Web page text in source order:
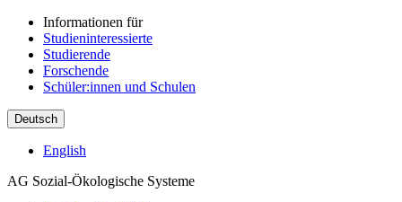
Informationen für
Studieninteressierte
Studierende
Forschende
Schüler:innen und Schulen
Deutsch
English
AG Sozial-Ökologische Systeme